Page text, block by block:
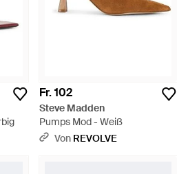
Fr. 102
Steve Madden
Pumps Mod - Weiß
Von REVOLVE